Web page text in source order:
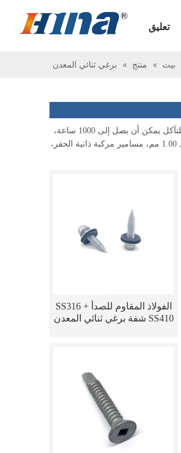
تعليق
بيت » منتج » برغي ثنائي المعدن
برغي ثنائي المعدن، المواد هي SS304 + SS410، SS316 + SS410، SS304 + SCM435، SS316 + SCM435، أداء مضاد للتآكل يمكن أن يصل إلى 1000 ساعة،
المسامير المركبة ذاتية التنصت تستخدم بشكل أساسي لتركيب الدعم الكهروضوئي، يمكن أن تثقب 0.4 - صفيحة حديد 1.00 مم، مسامير مركبة ذاتية الحفر،
الفولاذ المقاوم للصدأ SS316 +
SS410 شفة برغي ثنائي المعدن